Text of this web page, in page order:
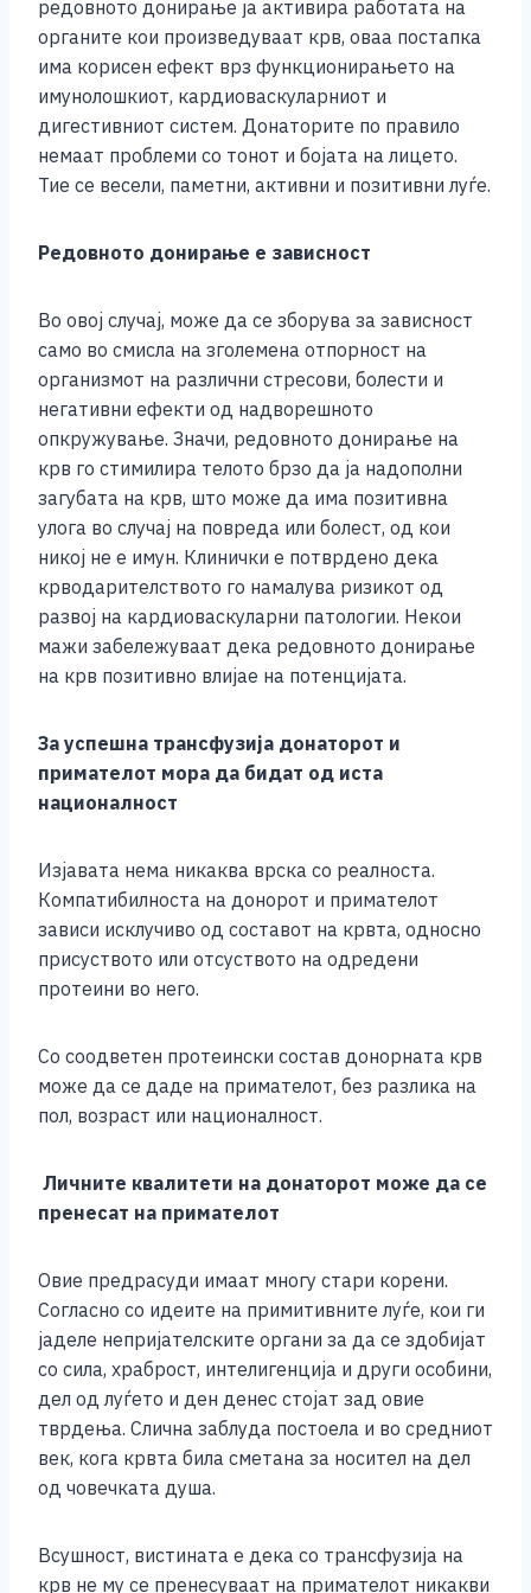
редовното донирање ја активира работата на
органите кои произведуваат крв, оваа постапка
има корисен ефект врз функционирањето на
имунолошкиот, кардиоваскуларниот и
дигестивниот систем. Донаторите по правило
немаат проблеми со тонот и бојата на лицето.
Тие се весели, паметни, активни и позитивни луѓе.
Редовното донирање е зависност
Во овој случај, може да се зборува за зависност
само во смисла на зголемена отпорност на
организмот на различни стресови, болести и
негативни ефекти од надворешното
опкружување. Значи, редовното донирање на
крв го стимилира телото брзо да ја надополни
загубата на крв, што може да има позитивна
улога во случај на повреда или болест, од кои
никој не е имун. Клинички е потврдено дека
крводарителството го намалува ризикот од
развој на кардиоваскуларни патологии. Некои
мажи забележуваат дека редовното донирање
на крв позитивно влијае на потенцијата.
За успешна трансфузија донаторот и
примателот мора да бидат од иста
националност
Изјавата нема никаква врска со реалноста.
Компатибилноста на донорот и примателот
зависи исклучиво од составот на крвта, односно
присуството или отсуството на одредени
протеини во него.
Со соодветен протеински состав донорната крв
може да се даде на примателот, без разлика на
пол, возраст или националност.
Личните квалитети на донаторот може да се
пренесат на примателот
Овие предрасуди имаат многу стари корени.
Согласно со идеите на примитивните луѓе, кои ги
јаделе непријателските органи за да се здобијат
со сила, храброст, интелигенција и други особини,
дел од луѓето и ден денес стојат зад овие
тврдења. Слична заблуда постоела и во средниот
век, кога крвта била сметана за носител на дел
од човечката душа.
Всушност, вистината е дека со трансфузија на
крв не му се пренесуваат на примателот никакви